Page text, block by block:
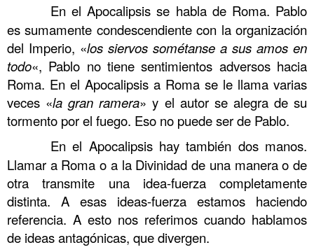
En el Apocalipsis se habla de Roma. Pablo
es sumamente condescendiente con la organización
del Imperio, «los siervos sométanse a sus amos en
todo«, Pablo no tiene sentimientos adversos hacia
Roma. En el Apocalipsis a Roma se le llama varias
veces «la gran ramera» y el autor se alegra de su
tormento por el fuego. Eso no puede ser de Pablo.
En el Apocalipsis hay también dos manos.
Llamar a Roma o a la Divinidad de una manera o de
otra transmite una idea-fuerza completamente
distinta. A esas ideas-fuerza estamos haciendo
referencia. A esto nos referimos cuando hablamos
de ideas antagónicas, que divergen.